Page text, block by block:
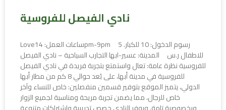
نادي الفيصل للفروسية
Love1ساعات العمل: 4pm-9pm رسوم الدخول: 10 للكبار. 5
للاطفال ر.س المدينة: عسير-ابها التجارب السياحية – نادي الفيصل
للفروسية نظرة عامة: تعال واستمتع بتجربة فريدة في نادي الفيصل
للفروسية في مدينة أبها، على بُعد حوالي 8 كم من مطار أبها
الدولي، يتميز الموقع بتوفير قسمين منفصلين: خاص للنساء وآخر
خاص للرجال، مما يضمن تجربة مريحة ومناسبة لجميع الزوار